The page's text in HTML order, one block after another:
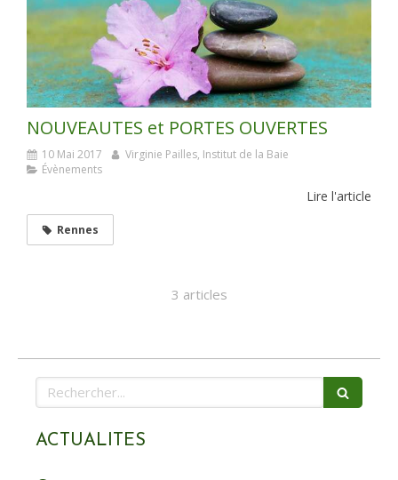
NOUVEAUTES et PORTES OUVERTES
10 Mai 2017
Virginie Pailles, Institut de la Baie
Évènements
Lire l'article
Rennes
3 articles
Rechercher
ACTUALITES